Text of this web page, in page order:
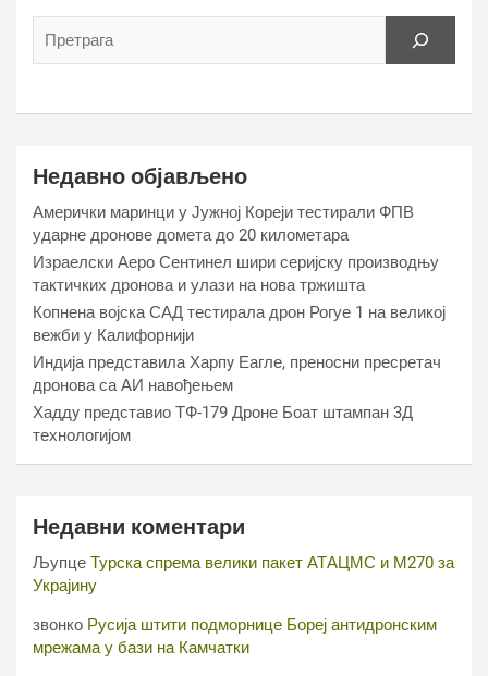
Недавно објављено
Амерички маринци у Јужној Кореји тестирали ФПВ
ударне дронове домета до 20 километара
Израелски Аеро Сентинел шири серијску производњу
тактичких дронова и улази на нова тржишта
Копнена војска САД тестирала дрон Рогуе 1 на великој
вежби у Калифорнији
Индија представила Харпy Еагле, преносни пресретач
дронова са АИ навођењем
Хаддy представио ТФ-179 Дроне Боат штампан 3Д
технологијом
Недавни коментари
Љупце Турска спрема велики пакет АТАЦМС и М270 за
Украјину
звонко Русија штити подморнице Бореј антидронским
мрежама у бази на Камчатки